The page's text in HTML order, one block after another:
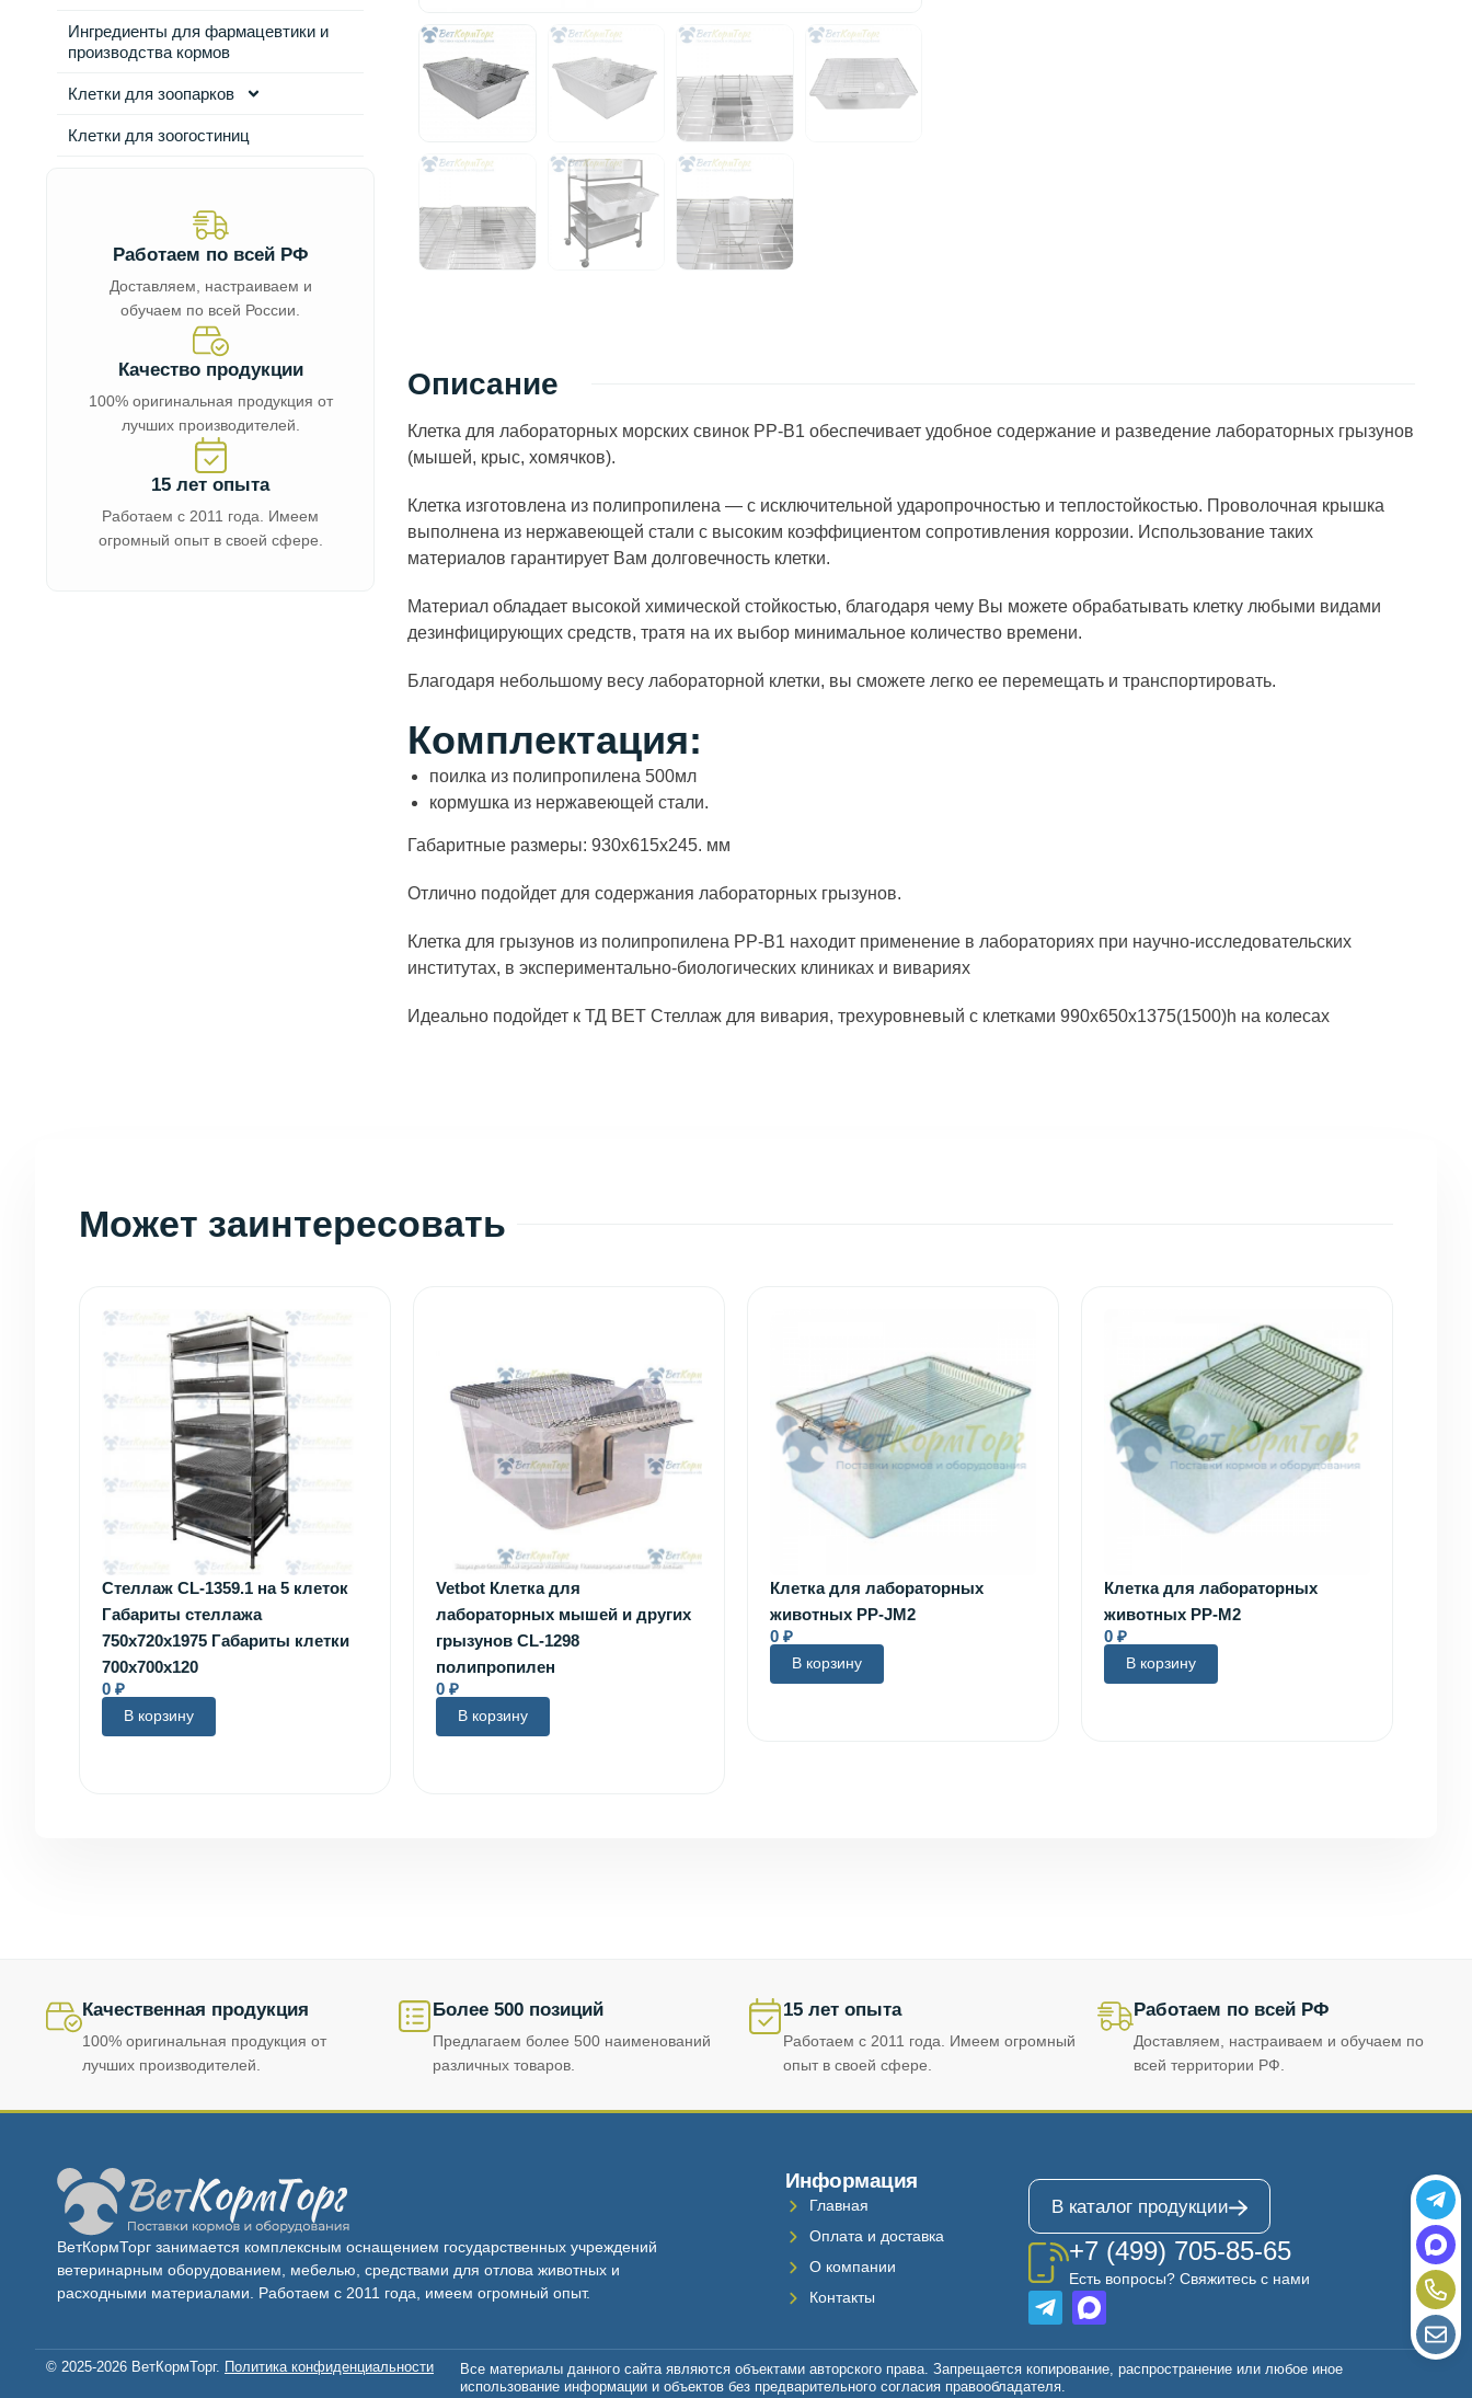
Ингредиенты для фармацевтики и
производства кормов
Клетки для зоопарков
Клетки для зоогостиниц
Работаем по всей РФ
Доставляем, настраиваем и
обучаем по всей России.
Качество продукции
100% оригинальная продукция от
лучших производителей.
15 лет опыта
Работаем с 2011 года. Имеем
огромный опыт в своей сфере.
Описание
Клетка для лабораторных морских свинок PP-B1 обеспечивает удобное содержание и разведение лабораторных грызунов
(мышей, крыс, хомячков).
Клетка изготовлена из полипропилена — с исключительной ударопрочностью и теплостойкостью. Проволочная крышка
выполнена из нержавеющей стали с высоким коэффициентом сопротивления коррозии. Использование таких
материалов гарантирует Вам долговечность клетки.
Материал обладает высокой химической стойкостью, благодаря чему Вы можете обрабатывать клетку любыми видами
дезинфицирующих средств, тратя на их выбор минимальное количество времени.
Благодаря небольшому весу лабораторной клетки, вы сможете легко ее перемещать и транспортировать.
Комплектация:
поилка из полипропилена 500мл
кормушка из нержавеющей стали.
Габаритные размеры: 930х615х245. мм
Отлично подойдет для содержания лабораторных грызунов.
Клетка для грызунов из полипропилена PP-B1 находит применение в лабораториях при научно-исследовательских
институтах, в экспериментально-биологических клиниках и вивариях
Идеально подойдет к ТД ВЕТ Стеллаж для вивария, трехуровневый с клетками 990x650x1375(1500)h на колесах
Может заинтересовать
Стеллаж CL-1359.1 на 5 клеток
Габариты стеллажа
750х720х1975 Габариты клетки
700х700х120
0 ₽
В корзину
Vetbot Клетка для
лабораторных мышей и других
грызунов CL-1298
полипропилен
0 ₽
В корзину
Клетка для лабораторных
животных PP-JM2
0 ₽
В корзину
Клетка для лабораторных
животных PP-M2
0 ₽
В корзину
Качественная продукция
100% оригинальная продукция от
лучших производителей.
Более 500 позиций
Предлагаем более 500 наименований
различных товаров.
15 лет опыта
Работаем с 2011 года. Имеем огромный
опыт в своей сфере.
Работаем по всей РФ
Доставляем, настраиваем и обучаем по
всей территории РФ.
ВетКормТорг занимается комплексным оснащением государственных учреждений
ветеринарным оборудованием, мебелью, средствами для отлова животных и
расходными материалами. Работаем с 2011 года, имеем огромный опыт.
Информация
Главная
Оплата и доставка
О компании
Контакты
В каталог продукции
+7 (499) 705-85-65
Есть вопросы? Свяжитесь с нами
© 2025-2026 ВетКормТорг. Политика конфиденциальности
Все материалы данного сайта являются объектами авторского права. Запрещается копирование, распространение или любое иное
использование информации и объектов без предварительного согласия правообладателя.